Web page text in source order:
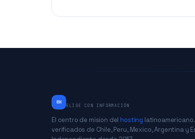
RH
ELIGE CON INFORMACIÓN
El centro de mision del hosting
verificados de Chile, Peru, Mexico, Argentina y